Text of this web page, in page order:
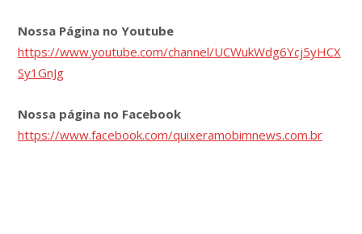
Nossa Página no Youtube
https://www.youtube.com/channel/UCWukWdg6Ycj5yHCX
Sy1GnJg
Nossa página no Facebook
https://www.facebook.com/quixeramobimnews.com.br